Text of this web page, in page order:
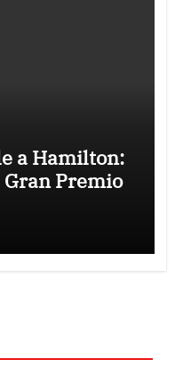
a Hamilton:
Premio